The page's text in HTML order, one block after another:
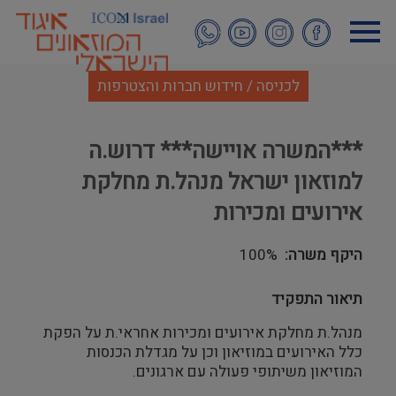
לתוכן
העיקרי
לכניסה / חידוש חברות והצטרפות
***המשרה אויישה*** דרוש.ה
למוזאון ישראל מנהל.ת מחלקת
אירועים ומכירות
היקף משרה 100%
תיאור התפקיד
מנהל.ת מחלקת אירועים ומכירות אחראי.ת על הפקת
כלל האירועים במוזיאון וכן על מגדלת הכנסות
המוזיאון משיתופי פעולה עם ארגונים.